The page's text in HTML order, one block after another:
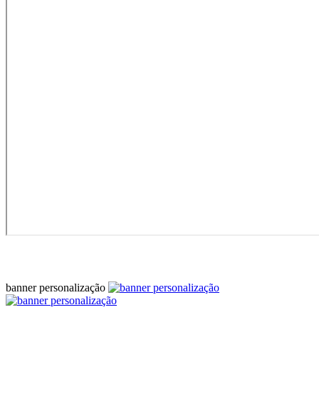
banner personalização